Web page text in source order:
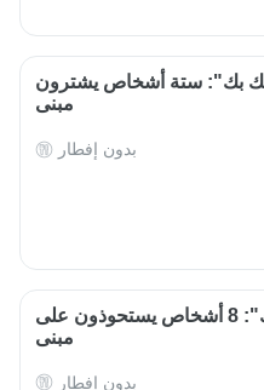
بك": ستة أشخاص يشترون
مبنى
بدون إفطار
مشروع "أمسك بك": 8 أشخاص يستحوذون على
مبنى
بدون إفطار